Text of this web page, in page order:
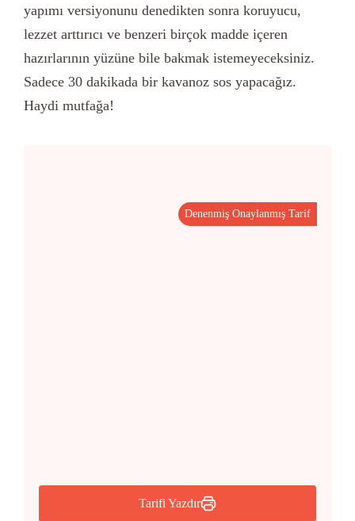
yapımı versiyonunu denedikten sonra koruyucu,
lezzet arttırıcı ve benzeri birçok madde içeren
hazırlarının yüzüne bile bakmak istemeyeceksiniz.
Sadece 30 dakikada bir kavanoz sos yapacağız.
Haydi mutfağa!
Tarifi Yazdır
Denenmiş Onaylanmış Tarif